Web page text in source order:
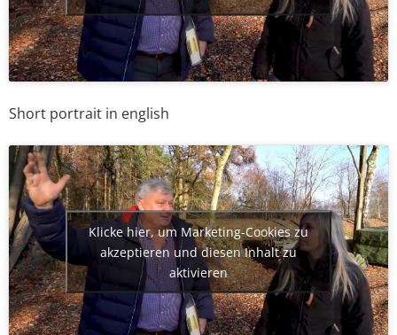
Short portrait in english
Klicke hier, um Marketing-Cookies zu
akzeptieren und diesen Inhalt zu
aktivieren